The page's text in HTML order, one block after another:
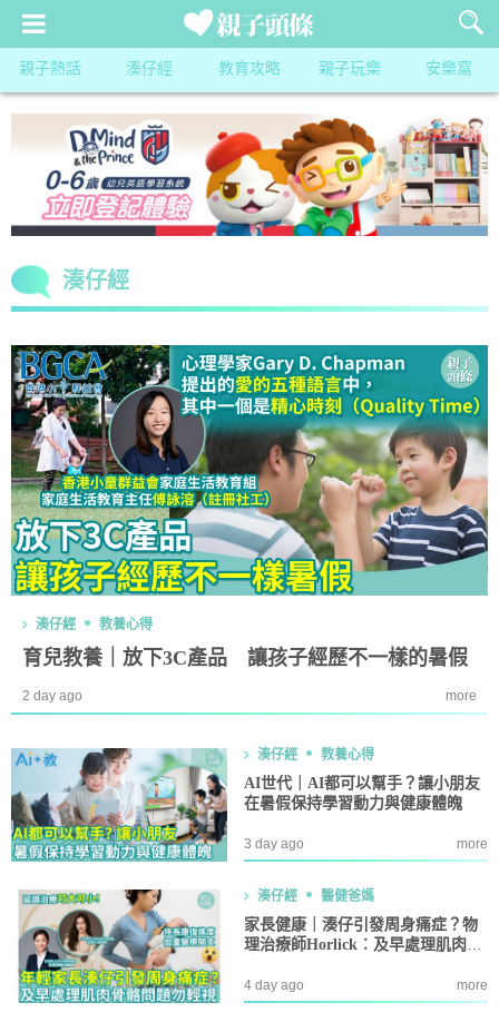
親子熱話 湊仔經 教育攻略 親子玩樂 安樂窩
湊仔經
湊仔經 教養心得
育兒教養｜放下3C產品 讓孩子經歷不一樣的暑假
2 day ago more
湊仔經 教養心得
AI世代｜AI都可以幫手？讓小朋友
在暑假保持學習動力與健康體魄
3 day ago more
湊仔經 醫健爸媽
家長健康｜湊仔引發周身痛症？物
理治療師Horlick︰及早處理肌肉骨
4 day ago more